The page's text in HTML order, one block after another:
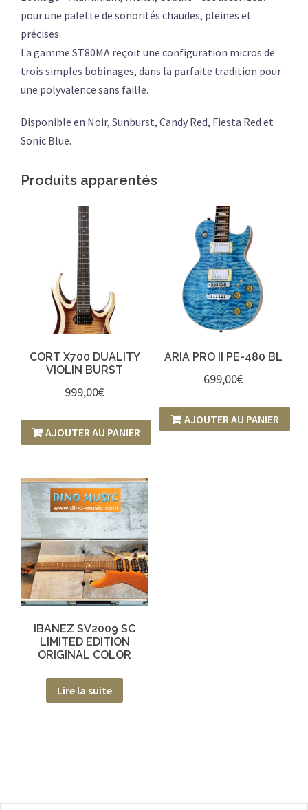
pour une palette de sonorités chaudes, pleines et
précises.
La gamme ST80MA reçoit une configuration micros de
trois simples bobinages, dans la parfaite tradition pour
une polyvalence sans faille.
Disponible en Noir, Sunburst, Candy Red, Fiesta Red et
Sonic Blue.
Produits apparentés
CORT X700 DUALITY
VIOLIN BURST
999,00€
AJOUTER AU PANIER
ARIA PRO II PE-480 BL
699,00€
AJOUTER AU PANIER
IBANEZ SV2009 SC
LIMITED EDITION
ORIGINAL COLOR
Lire la suite